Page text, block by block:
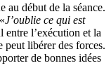
début de la séance.
J’oublie ce qui est
entre l’exécution et la
peut libérer des forces.
de bonnes idées